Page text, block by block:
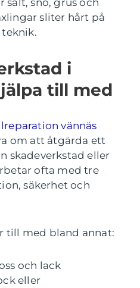
snö, grus och
sliter hårt på
teknik.
i
till med
vännäs
om att åtgärda ett
skadeverkstad eller
ofta med tre
säkerhet och
till med bland annat:
och lack
eller